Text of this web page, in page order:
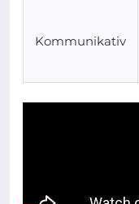
Kommunikativ